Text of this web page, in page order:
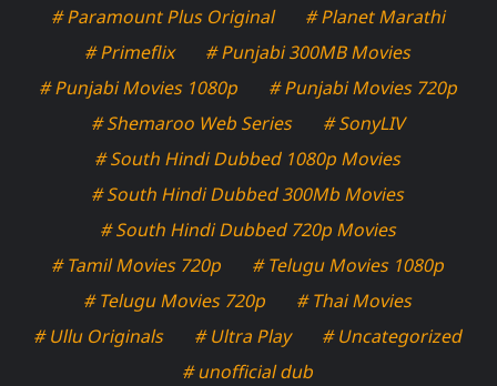
# Paramount Plus Original
# Planet Marathi
# Primeflix
# Punjabi 300MB Movies
# Punjabi Movies 1080p
# Punjabi Movies 720p
# Shemaroo Web Series
# SonyLIV
# South Hindi Dubbed 1080p Movies
# South Hindi Dubbed 300Mb Movies
# South Hindi Dubbed 720p Movies
# Tamil Movies 720p
# Telugu Movies 1080p
# Telugu Movies 720p
# Thai Movies
# Ullu Originals
# Ultra Play
# Uncategorized
# unofficial dub